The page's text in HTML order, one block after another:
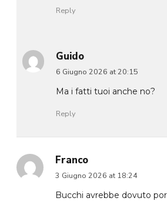
Reply
Guido
6 Giugno 2026 at 20:15
Ma i fatti tuoi anche no?
Reply
Franco
3 Giugno 2026 at 18:24
Bucchi avrebbe dovuto